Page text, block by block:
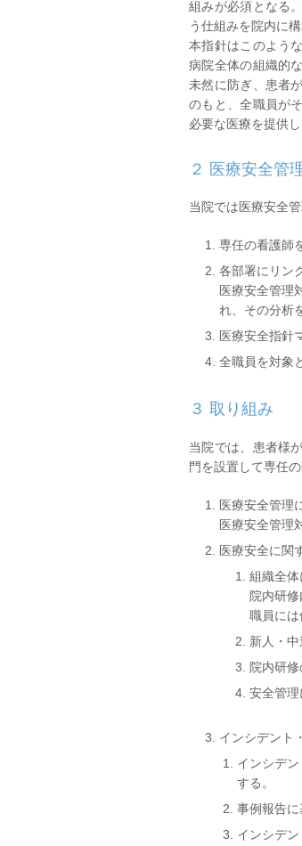
組みが必須となる
う仕組みを院内に
本指針はこのよう
病院全体の組織的
未然に防ぎ、患者
のもと、全職員が
必要な医療を提供
２ 医療安全管
当院では医療安全
専任の看護師
各部署にリン
医療安全管理
れ、その分析
医療安全指針
全職員を対象
３ 取り組み
当院では、患者様
門を設置して専任
医療安全管理
医療安全管理
医療安全に関
組織全体
院内研
職員には
新人・
院内研
安全管理
インシデント
インシデ
する。
事例報告に
インシデン